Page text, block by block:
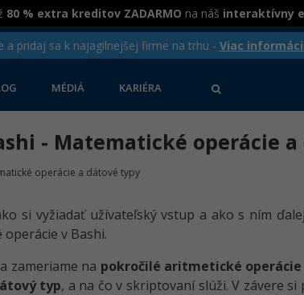
80 % extra kreditov ZADARMO na náš interaktívny
a pridaj sa k najagilnejšej firme na trhu - Viac
MÉDIÁ KARIÉRA
- Matematické operácie
operácie a dátové typy
si vyžiadať užívateľský vstup a ako s ním
v Bashi.
zameriame na pokročilé aritmetické operácie
typ, a na čo v skriptovaní slúži. V závere